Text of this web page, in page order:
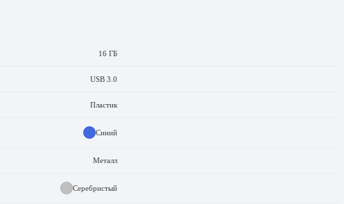
16 ГБ
USB 3.0
Пластик
Синий
Металл
Серебристый